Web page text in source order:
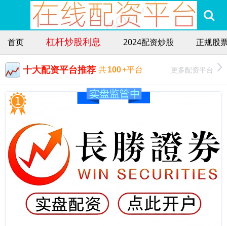
首页 杠杆炒股利息 2024配资炒股 正规股
十大配资平台推荐 共100+平台 更多配资平台